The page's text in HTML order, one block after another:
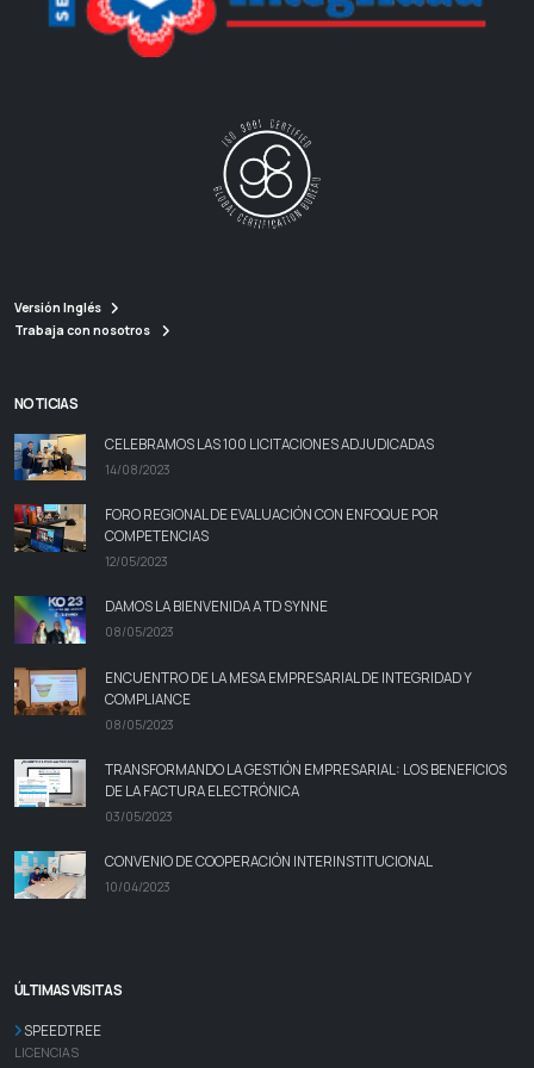
Versión Inglés
Trabaja con nosotros
NOTICIAS
CELEBRAMOS LAS 100 LICITACIONES ADJUDICADAS
14/08/2023
FORO REGIONAL DE EVALUACIÓN CON ENFOQUE POR
COMPETENCIAS
12/05/2023
DAMOS LA BIENVENIDA A TD SYNNE
08/05/2023
ENCUENTRO DE LA MESA EMPRESARIAL DE INTEGRIDAD Y
COMPLIANCE
08/05/2023
TRANSFORMANDO LA GESTIÓN EMPRESARIAL: LOS BENEFICIOS
DE LA FACTURA ELECTRÓNICA
03/05/2023
CONVENIO DE COOPERACIÓN INTERINSTITUCIONAL
10/04/2023
ÚLTIMAS VISITAS
SPEEDTREE
LICENCIAS